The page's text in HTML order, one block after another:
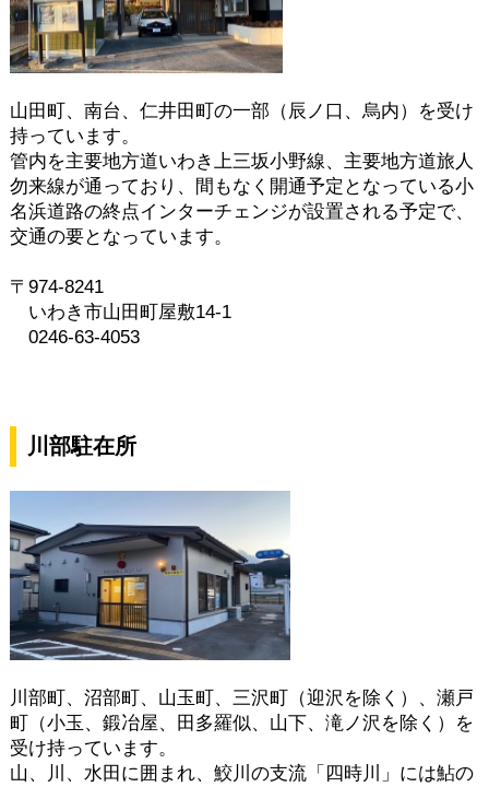
山田町、南台、仁井田町の一部（辰ノ口、烏内）を受け
持っています。
管内を主要地方道いわき上三坂小野線、主要地方道旅人
勿来線が通っており、間もなく開通予定となっている小
名浜道路の終点インターチェンジが設置される予定で、
交通の要となっています。
〒974-8241
いわき市山田町屋敷14-1
0246-63-4053
川部駐在所
川部町、沼部町、山玉町、三沢町（迎沢を除く）、瀬戸
町（小玉、鍛冶屋、田多羅似、山下、滝ノ沢を除く）を
受け持っています。
山、川、水田に囲まれ、鮫川の支流「四時川」には鮎の